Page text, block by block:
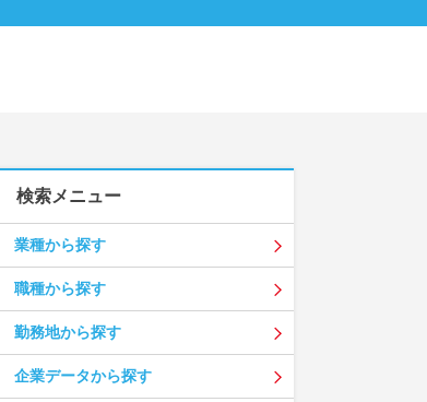
検索メニュー
業種から探す
職種から探す
勤務地から探す
企業データから探す